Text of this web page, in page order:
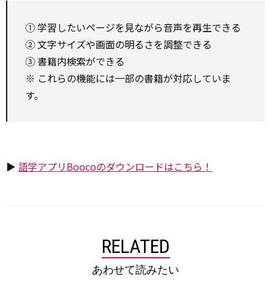
① 学習したいページを見ながら音声を再生できる
② 文字サイズや画面の明るさを調整できる
③ 書籍内検索ができる
※ これらの機能には一部の書籍が対応していま
す。
▶ 語学アプリBoocoのダウンロードはこちら！
RELATED
あわせて読みたい